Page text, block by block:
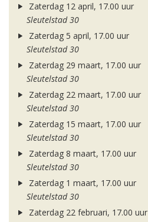
Zaterdag 12 april, 17.00 uur
Sleutelstad 30
Zaterdag 5 april, 17.00 uur
Sleutelstad 30
Zaterdag 29 maart, 17.00 uur
Sleutelstad 30
Zaterdag 22 maart, 17.00 uur
Sleutelstad 30
Zaterdag 15 maart, 17.00 uur
Sleutelstad 30
Zaterdag 8 maart, 17.00 uur
Sleutelstad 30
Zaterdag 1 maart, 17.00 uur
Sleutelstad 30
Zaterdag 22 februari, 17.00 uur